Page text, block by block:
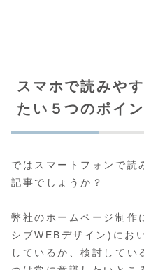
スマホで読みや
たい５つのポイン
ではスマートフォンで読
記事でしょうか？
弊社のホームページ制作
シブWEBデザイン)にお
しているか、検討してい